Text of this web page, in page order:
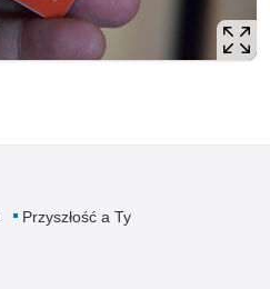
Przyszłość a Ty